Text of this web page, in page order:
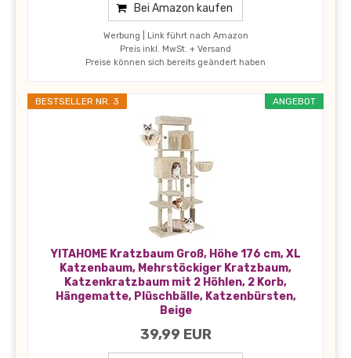
Bei Amazon kaufen
Werbung | Link führt nach Amazon
Preis inkl. MwSt. + Versand
Preise können sich bereits geändert haben
ANGEBOT
BESTSELLER NR. 3
YITAHOME Kratzbaum Groß, Höhe 176 cm, XL
Katzenbaum, Mehrstöckiger Kratzbaum,
Katzenkratzbaum mit 2 Höhlen, 2 Korb,
Hängematte, Plüschbälle, Katzenbürsten,
Beige
39,99 EUR